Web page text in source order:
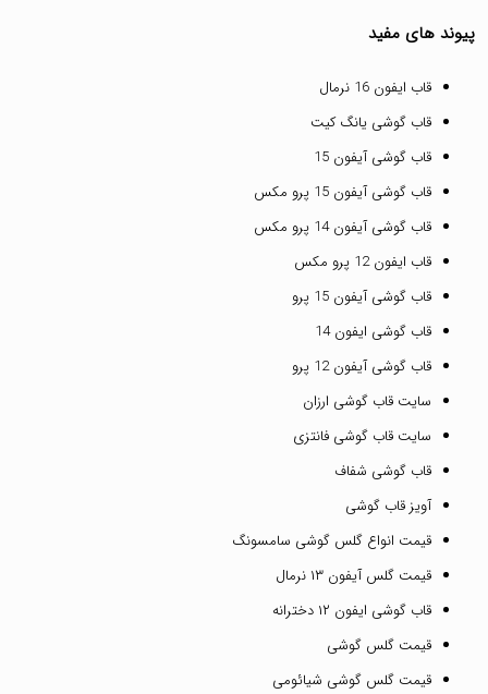
پیوند های مفید
قاب ایفون 16 نرمال
قاب گوشی یانگ کیت
قاب گوشی آیفون 15
قاب گوشی آیفون 15 پرو مکس
قاب گوشی آیفون 14 پرو مکس
قاب ایفون 12 پرو مکس
قاب گوشی آیفون 15 پرو
قاب گوشی ایفون 14
قاب گوشی آیفون 12 پرو
سایت قاب گوشی ارزان
سایت قاب گوشی فانتزی
قاب گوشی شفاف
آویز قاب گوشی
قیمت انواع گلس گوشی سامسونگ
قیمت گلس آیفون ۱۳ نرمال
قاب گوشی ایفون ۱۲ دخترانه
قیمت گلس گوشی
قیمت گلس گوشی شیائومی